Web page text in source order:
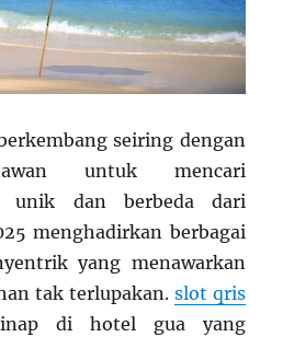
seiring dengan
untuk mencari
unik dan berbeda dari
menghadirkan berbagai
yang menawarkan
tak terlupakan. slot qris
di hotel gua yang